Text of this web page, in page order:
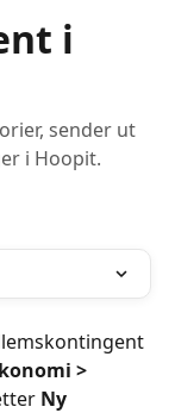
i
sender ut
i Hoopit.
>
Ny